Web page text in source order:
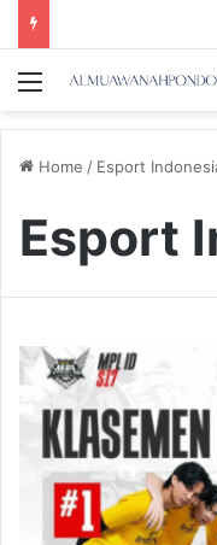
Menu
Home / Esport
Esport